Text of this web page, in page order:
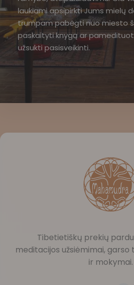
laukiami apsipirkti Jums mielų
trumpam pabėgti nuo miesto
paskaityti knygą ar
užsukti pasisveikinti.
Tibetietiškų prekių
meditacijos užsiėmimai,
ir mokymai.